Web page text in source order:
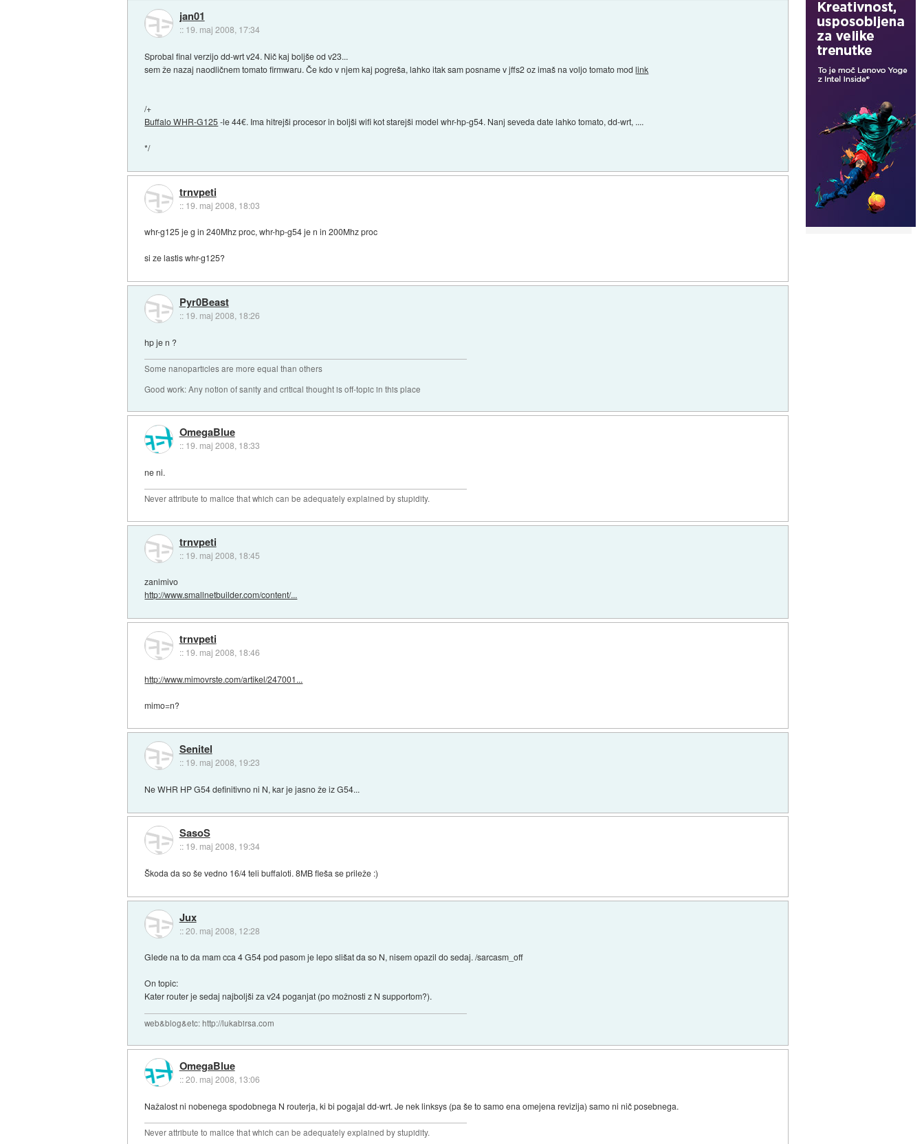
jan01
:: 19. maj 2008, 17:34
Sprobal final verzijo dd-wrt v24. Nič kaj boljše od v23...
sem že nazaj naodličnem tomato firmwaru. Če kdo v njem kaj pogreša, lahko itak sam posname v jffs2 oz imaš na voljo tomato modlink
/+
Buffalo WHR-G125-le 44€. Ima hitrejši procesor in boljši wifi kot starejši model whr-hp-g54. Nanj seveda date lahko tomato, dd-wrt, ....
*/
trnvpeti
:: 19. maj 2008, 18:03
whr-g125 je g in 240Mhz proc, whr-hp-g54 je n in 200Mhz proc
si ze lastis whr-g125?
Pyr0Beast
:: 19. maj 2008, 18:26
hp je n ?
Some nanoparticles are more equal than others
Good work: Any notion of sanity and critical thought is off-topic in this place
OmegaBlue
:: 19. maj 2008, 18:33
ne ni.
Never attribute to malice that which can be adequately explained by stupidity.
trnvpeti
:: 19. maj 2008, 18:45
zanimivo
http://www.smallnetbuilder.com/content/...
trnvpeti
:: 19. maj 2008, 18:46
http://www.mimovrste.com/artikel/247001...
mimo=n?
Senitel
:: 19. maj 2008, 19:23
Ne WHR HP G54 definitivno ni N, kar je jasno že iz G54...
SasoS
:: 19. maj 2008, 19:34
Škoda da so še vedno 16/4 teli buffaloti. 8MB fleša se prileže :)
Jux
::20. maj 2008, 12:28
Glede na to da mam cca 4 G54 pod pasom je lepo slišat da so N, nisem opazil do sedaj. /sarcasm_off
On topic:
Kater router je sedaj najboljši za v24 poganjat (po možnosti z N supportom?).
web&blog&etc: http://lukabirsa.com
OmegaBlue
::20. maj 2008, 13:06
Nažalost ni nobenega spodobnega N routerja, ki bi pogajal dd-wrt. Je nek linksys (pa še to samo ena omejena revizija) samo ni nič posebnega.
Never attribute to malice that which can be adequately explained by stupidity.